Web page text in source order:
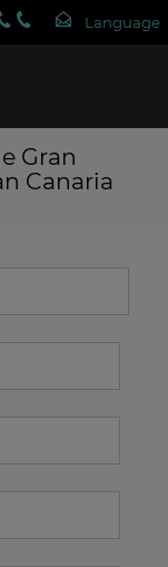
Gran
Canaria